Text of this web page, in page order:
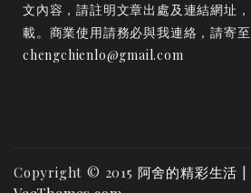
文內容，請註明文章出處及連結網址
載。商業使用請務必與我連絡，請寄至
chengchienlo@gmail.com
Copyright © 2015 阿舍的精彩生活